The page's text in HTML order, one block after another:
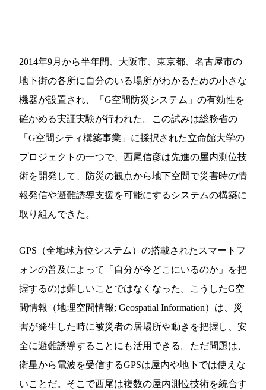
2014年9月から半年間、大阪市、東京都、名古屋市の
地下街の各所に自分のいる場所がわかるための小さな
機器が設置され、「G空間防災システム」の有効性を
確かめる実証実験が行われた。この試みは総務省の
「G空間シティ構築事業」に採択された立命館大学の
プロジェクトの一つで、西尾信彦は先進の屋内測位技
術を開発して、防災の観点から地下空間で災害時の情
報発信や避難誘導支援を可能にするシステムの構築に
取り組んできた。
GPS（全地球方位システム）の搭載されたスマートフ
ォンの普及によって「自分が今どこにいるのか」を把
握するのは難しいことではなくなった。こうしたG空
間情報（地理空間情報; Geospatial Information）は、災
害が発生した時に被災者の居場所や動きを把握し、安
全に避難誘導することにも活用できる。ただ問題は、
衛星から電波を受信するGPSは屋内や地下では使えな
いことだ。そこで西尾は複数の屋内測位技術を統合す